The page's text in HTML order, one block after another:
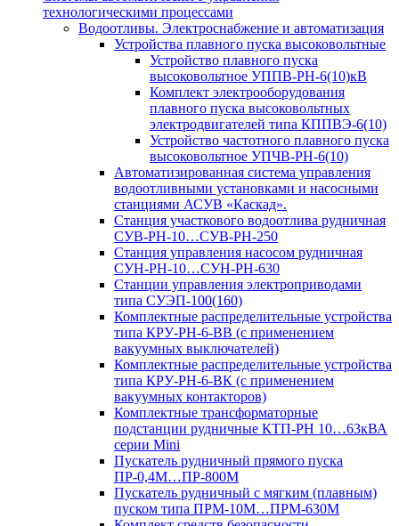
технологическими процессами
Водоотливы. Электроснабжение и автоматизация
Устройства плавного пуска высоковольтные
Устройство плавного пуска
высоковольтное УППВ-РН-6(10)кВ
Комплект электрооборудования
плавного пуска высоковольтных
электродвигателей типа КППВЭ-6(10)
Устройство частотного плавного пуска
высоковольтное УПЧВ-РН-6(10)
Автоматизированная система управления
водоотливными установками и насосными
станциями АСУВ «Каскад».
Станция участкового водоотлива рудничная
СУВ-РН-10…СУВ-РН-250
Станция управления насосом рудничная
СУН-РН-10…СУН-РН-630
Станции управления электроприводами
типа СУЭП-100(160)
Комплектные распределительные устройства
типа КРУ-РН-6-ВВ (с применением
вакуумных выключателей)
Комплектные распределительные устройства
типа КРУ-РН-6-ВК (с применением
вакуумных контакторов)
Комплектные трансформаторные
подстанции рудничные КТП-РН 10…63кВА
серии Mini
Пускатель рудничный прямого пуска
ПР-0,4М…ПР-800М
Пускатель рудничный с мягким (плавным)
пуском типа ПРМ-10М…ПРМ-630М